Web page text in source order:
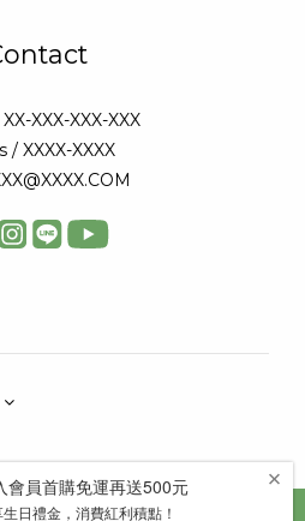
XXX-XXX-XXX
/ XXXX-XXXX